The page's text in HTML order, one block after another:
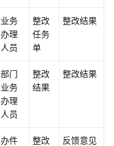
业务
办理
人员
整改
任务
单
整改结果
部门
业务
办理
人员
整改
结果
整改结果
办件
整改
反馈意见